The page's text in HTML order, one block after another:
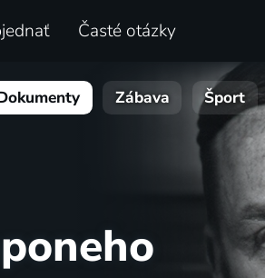
Časté otázky
Zábava Šport